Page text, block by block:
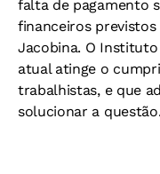
falta de pagamento
financeiros
Jacobina. O
atual atinge o
trabalhistas, e que
solucionar a questão.